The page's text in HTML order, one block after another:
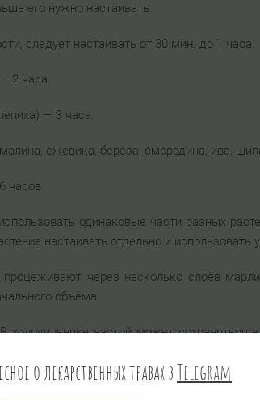
его нужно настаивать.
следует настаивать от 30 мин. до 1 часа.
2 часа.
— 3 часа.
ежевика, берёза, смородина, ива,
часов.
одинаковые части разных
настаивать отдельно и использовать
через несколько слоёв
объёма.
настой может сохраняться
для приёма внутрь настои готовят из
о лекарственных травах вTelegram